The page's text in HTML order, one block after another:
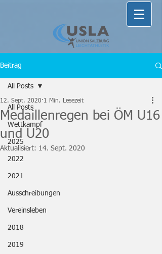
Beitrag
All Posts
Wettkampf
2025
2022
2021
Ausschreibungen
Vereinsleben
2018
2019
All Posts
Medaillenregen bei ÖM U16
und U20
12. Sept. 2020 1 Min. Lesezeit
Aktualisiert: 14. Sept. 2020